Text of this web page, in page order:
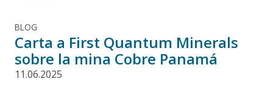
BLOG
Carta a First Quantum Minerals
sobre la mina Cobre Panamá
11.06.2025